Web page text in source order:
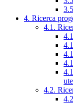
4. Ricerca
4.1.
4.2.